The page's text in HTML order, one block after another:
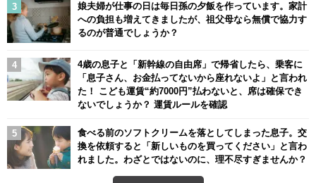
娘夫婦が仕事の日は毎日孫の夕飯を作っています。家計
への負担も増えてきましたが、祖父母なら無償で協力す
るのが普通でしょうか？
4歳の息子と「新幹線の自由席」で帰省したら、乗客に
「息子さん、お金払ってないから座れないよ」と言われ
た！ こども運賃“約7000円”払わないと、席は確保でき
ないでしょうか？ 運賃ルールを確認
食べる前のソフトクリームを落としてしまった息子。交
換を依頼すると「新しいものを買ってください」と言わ
れました。わざとではないのに、理不尽すぎませんか？